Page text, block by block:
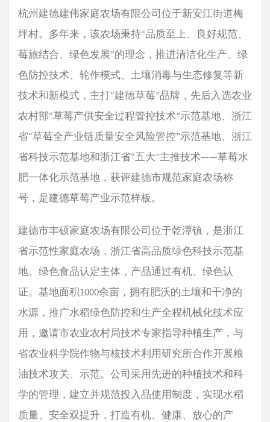
杭州建德建伟家庭农场有限公司位于新安江街道梅
坪村。多年来，该农场秉持“品质至上、良好规范、
莓旅结合、绿色发展”的理念，推进清洁化生产、绿
色防控技术、轮作模式、土壤消毒与生态修复等新
技术和新模式，主打“建德草莓”品牌，先后入选农业
农村部“草莓产供安全过程管控技术”示范基地、浙江
省“草莓全产业链质量安全风险管控”示范基地、浙江
省科技示范基地和浙江省“五大”主推技术——草莓水
肥一体化示范基地，获评建德市规范家庭农场称
号，是建德草莓产业示范样板。
建德市丰硕家庭农场有限公司位于乾潭镇，是浙江
省示范性家庭农场，浙江省高品质绿色科技示范基
地、绿色食品认定主体，产品通过有机、绿色认
证。基地面积1000余亩，拥有肥沃的土壤和干净的
水源，推广水稻绿色防控和生产全程机械化技术应
用，邀请市农业农村局技术专家指导种植生产，与
省农业科学院作物与核技术利用研究所合作开展粮
油技术攻关、示范。公司采用先进的种植技术和科
学的管理，建立并规范投入品使用制度，实现水稻
质量、安全双提升，打造有机、健康、放心的产